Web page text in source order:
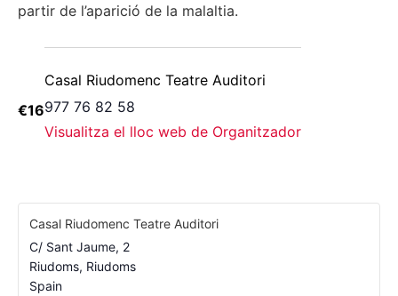
partir de l’aparició de la malaltia.
€16
Casal Riudomenc Teatre Auditori
977 76 82 58
Visualitza el lloc web de Organitzador
Casal Riudomenc Teatre Auditori
C/ Sant Jaume, 2
Riudoms, Riudoms
Spain